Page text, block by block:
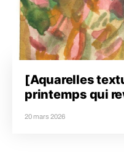
[Aquarelles
printemps qui
20 mars 2026